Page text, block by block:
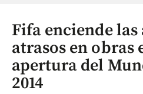
Fifa enciende
atrasos en obras
apertura del
2014